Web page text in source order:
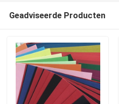
Geadviseerde Producten